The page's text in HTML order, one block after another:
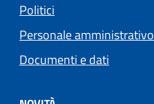
Politici
Personale amministrativo
Documenti e dati